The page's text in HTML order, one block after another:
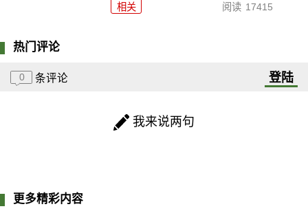
相关 阅读 17415
热门评论
0 条评论 登陆
我来说两句
更多精彩内容